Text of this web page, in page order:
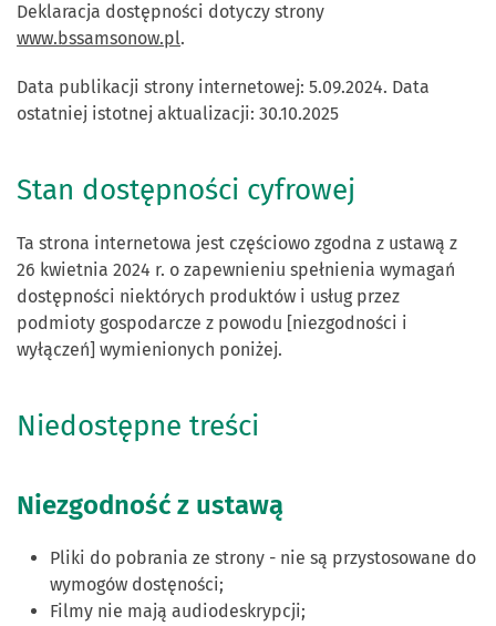
Deklaracja dostępności dotyczy strony
www.bssamsonow.pl.
Data publikacji strony internetowej: 5.09.2024. Data
ostatniej istotnej aktualizacji: 30.10.2025
Stan dostępności cyfrowej
Ta strona internetowa jest częściowo zgodna z ustawą z
26 kwietnia 2024 r. o zapewnieniu spełnienia wymagań
dostępności niektórych produktów i usług przez
podmioty gospodarcze z powodu [niezgodności i
wyłączeń] wymienionych poniżej.
Niedostępne treści
Niezgodność z ustawą
Pliki do pobrania ze strony - nie są przystosowane do
wymogów dostęności;
Filmy nie mają audiodeskrypcji;